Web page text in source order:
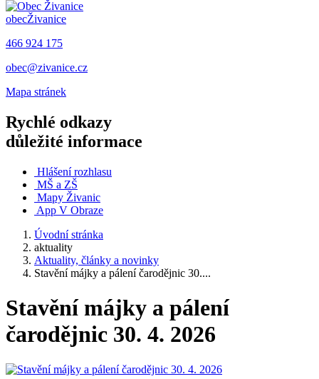
obecŽivanice
466 924 175
obec@zivanice.cz
Mapa stránek
Rychlé odkazy
důležité informace
Hlášení rozhlasu
MŠ a ZŠ
Mapy Živanic
App V Obraze
Úvodní stránka
aktuality
Aktuality, články a novinky
Stavění májky a pálení čarodějnic 30....
Stavění májky a pálení
čarodějnic 30. 4. 2026